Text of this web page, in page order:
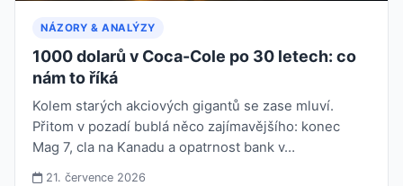
NÁZORY & ANALÝZY
1000 dolarů v Coca-Cole po 30 letech: co
nám to říká
Kolem starých akciových gigantů se zase mluví.
Přitom v pozadí bublá něco zajímavějšího: konec
Mag 7, cla na Kanadu a opatrnost bank v…
21. července 2026